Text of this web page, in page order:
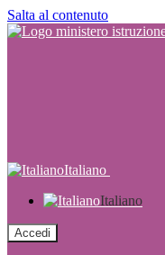
Salta al contenuto
Italiano
Italiano
Accedi